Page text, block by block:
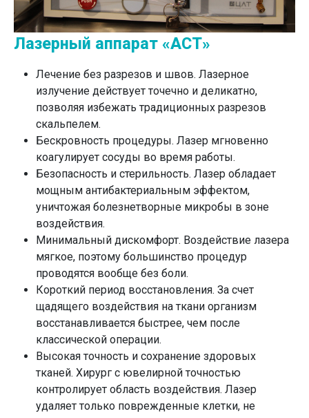
Лазерный аппарат «АСТ»
Лечение без разрезов и швов. Лазерное
излучение действует точечно и деликатно,
позволяя избежать традиционных разрезов
скальпелем.
Бескровность процедуры. Лазер мгновенно
коагулирует сосуды во время работы.
Безопасность и стерильность. Лазер обладает
мощным антибактериальным эффектом,
уничтожая болезнетворные микробы в зоне
воздействия.
Минимальный дискомфорт. Воздействие лазера
мягкое, поэтому большинство процедур
проводятся вообще без боли.
Короткий период восстановления. За счет
щадящего воздействия на ткани организм
восстанавливается быстрее, чем после
классической операции.
Высокая точность и сохранение здоровых
тканей. Хирург с ювелирной точностью
контролирует область воздействия. Лазер
удаляет только поврежденные клетки, не